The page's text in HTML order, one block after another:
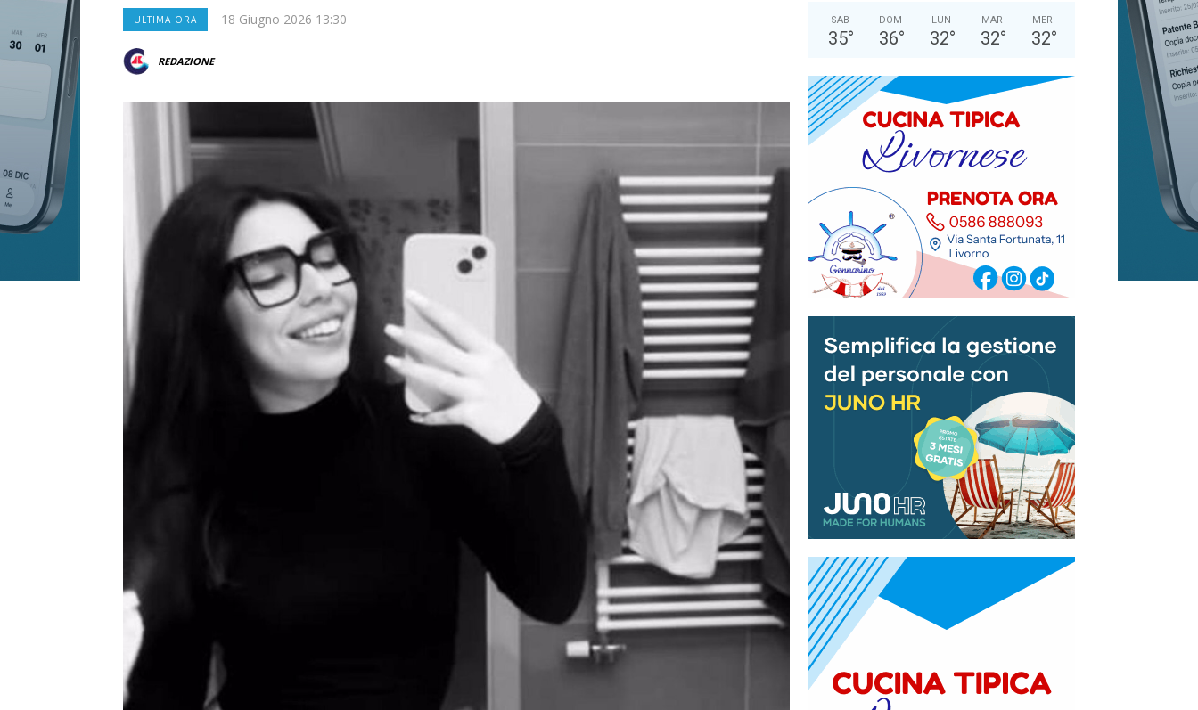
ULTIMA ORA 18 Giugno 2026 13:30
REDAZIONE
SAB
35°
DOM
36°
LUN
32°
MAR
32°
MER
32°